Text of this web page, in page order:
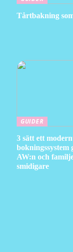
Tårtbakning
GUIDER
3 sätt ett
bokningssystem
AW:n och
smidigare